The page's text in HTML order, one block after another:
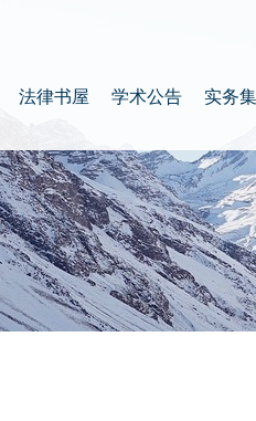
法律书屋 学术公告 实务